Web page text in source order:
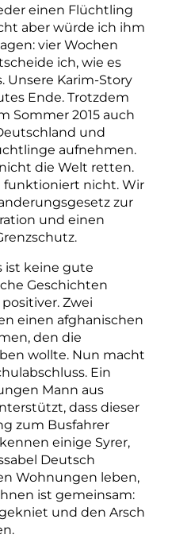
einen Flüchtling
aber würde ich ihm
vier Wochen
ich, wie es
Karim-Story
Ende. Trotzdem
Sommer 2015 auch
und
aufnehmen.
die Welt retten.
funktioniert nicht. Wir
zur
und einen
ist keine gute
Geschichten
Zwei
einen afghanischen
den die
wollte. Nun macht
Ein
Mann aus
dass dieser
zum Busfahrer
einige Syrer,
Deutsch
Wohnungen leben,
ist gemeinsam:
und den Arsch